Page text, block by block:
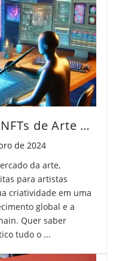
Como Criar e Vender NFTs de Arte Passo a Passo
de 2024
da arte,
para artistas
criatividade em uma
global e a
Quer saber
tudo o ...